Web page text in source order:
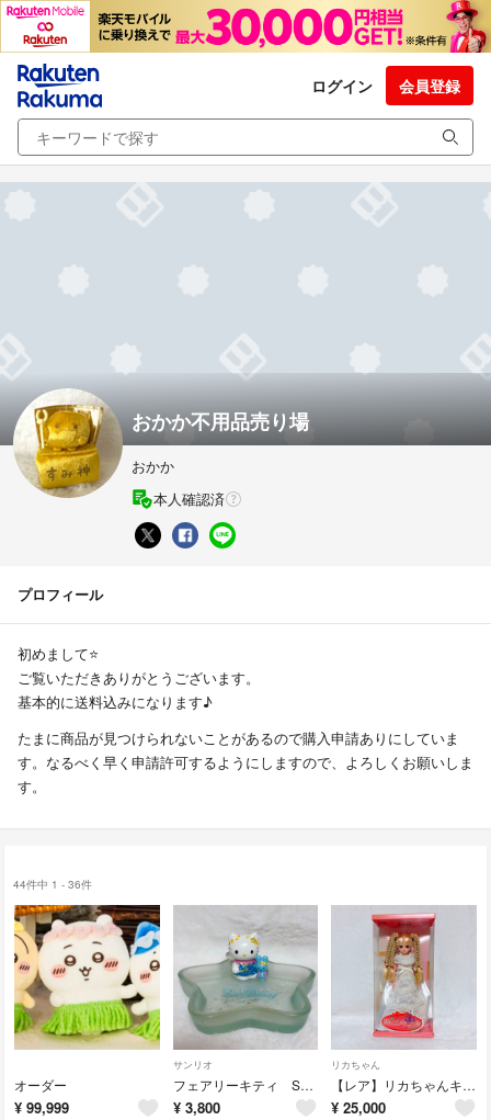
ログイン 会員登録
おかか不用品売り場
おかか
本人確認済
プロフィール
初めまして⭐️
ご覧いただきありがとうございます。
基本的に送料込みになります♪
たまに商品が見つけられないことがあるので購入申請ありにしていま
す。なるべく早く申請許可するようにしますので、よろしくお願いしま
す。
44件中 1 - 36件
オーダー
¥ 99,999
サンリオ
フェアリーキティ Sanrio Fairy Kitty 星型トレイ フィギュア
¥ 3,800
リカちゃん
【レア】リカちゃんキャッスル オリジナルドール 本体
¥ 25,000